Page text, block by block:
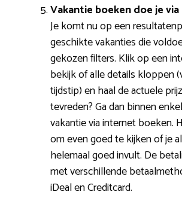
Vakantie boeken doe je
Je komt nu op een
geschikte vakanties die
gekozen filters. Klik op een
bekijk of alle details kloppen
tijdstip) en haal de actuele
tevreden? Ga dan binnen
vakantie via internet boeken.
om even goed te kijken of je
helemaal goed invult. De
met verschillende
iDeal en Creditcard.